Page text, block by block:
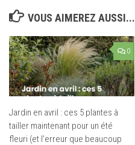
VOUS AIMEREZ AUSSI...
0
Jardin en avril : ces 5 plantes à
tailler maintenant pour un été
fleuri (et l’erreur que beaucoup